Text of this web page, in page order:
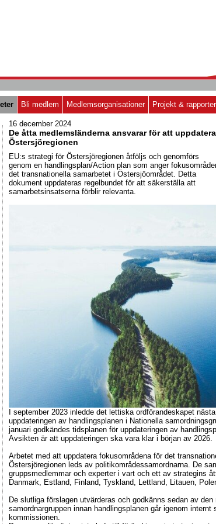
Bli medlem Medlemsorganisationer Projekt & rapporter
16 december 2024
De åtta medlemsländerna ansvarar för att
Östersjöregionen
EU:s strategi för Östersjöregionen åtföljs och genomförs
genom en handlingsplan/Action plan som anger
det transnationella samarbetet i Östersjöområdet. Detta
dokument uppdateras regelbundet för att säkerställa att
samarbetsinsatserna förblir relevanta.
I september 2023 inledde det lettiska ordförandeskapet
uppdateringen av handlingsplanen i Nationella
januari godkändes tidsplanen för uppdateringen av
Avsikten är att uppdateringen ska vara klar i början av 2026.
Arbetet med att uppdatera fokusområdena för det
Östersjöregionen leds av politikområdessamordnarna. De
gruppsmedlemmar och experter i vart och ett av strategins
Danmark, Estland, Finland, Tyskland, Lettland, Litauen,
De slutliga förslagen utvärderas och godkänns sedan av den
samordnargruppen innan handlingsplanen går igenom internt
kommissionen.